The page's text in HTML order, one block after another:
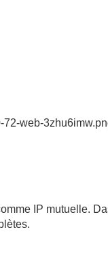
72-web-
IP mutuelle.